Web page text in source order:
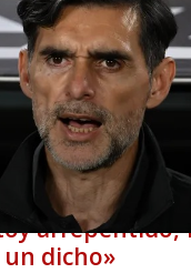
arrepentido,
un dicho»